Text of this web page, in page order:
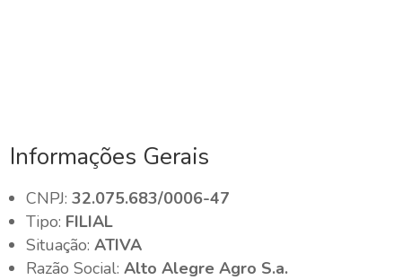
Informações Gerais
CNPJ:32.075.683/0006-47
Tipo: FILIAL
Situação:ATIVA
Razão Social:Alto Alegre Agro S.a.